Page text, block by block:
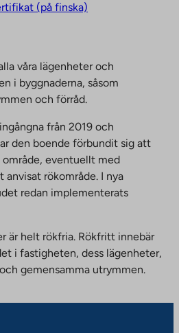
(på finska)
våra lägenheter och
i byggnaderna, såsom
och förråd.
från 2019 och
den boende förbundit sig att
eventuellt med
rökområde. I nya
redan implementerats
är helt rökfria. Rökfritt innebär
i fastigheten, dess lägenheter,
gemensamma utrymmen.